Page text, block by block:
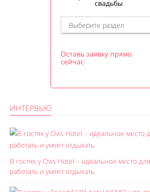
свадьбы
Оставь заявку прямо
сейчас
ИНТЕРВЬЮ
В гостях у Ovis Hotel – идеальное место
работать и умеет отдыхать